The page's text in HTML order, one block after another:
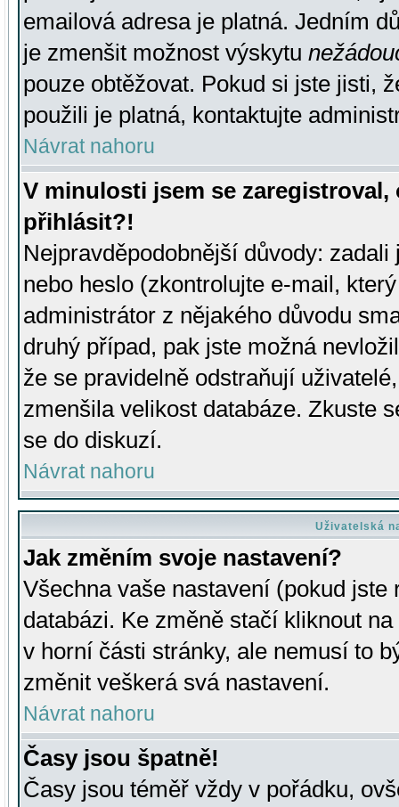
emailová adresa je platná. Jedním
je zmenšit možnost výskytu
pouze obtěžovat. Pokud si jste jisti,
použili je platná, kontaktujte
Návrat nahoru
V minulosti jsem se
přihlásit?!
Nejpravděpodobnější důvody:
nebo heslo (zkontrolujte e-mail,
administrátor z nějakého důvodu
druhý případ, pak jste možná
že se pravidelně odstraňují
zmenšila velikost databáze. Zkuste
se do diskuzí.
Návrat nahoru
Uživatelská
Jak změním svoje nastavení?
Všechna vaše nastavení (pokud
databázi. Ke změně stačí kliknout
v horní části stránky, ale nemusí to
změnit veškerá svá nastavení.
Návrat nahoru
Časy jsou špatně!
Časy jsou téměř vždy v pořádku,